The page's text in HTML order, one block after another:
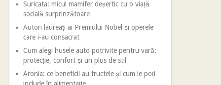
Suricata: micul mamifer deșertic cu o viață
socială surprinzătoare
Autori laureați ai Premiului Nobel și operele
care i-au consacrat
Cum alegi husele auto potrivite pentru vară:
protecție, confort și un plus de stil
Aronia: ce beneficii au fructele și cum le poți
include în alimentație